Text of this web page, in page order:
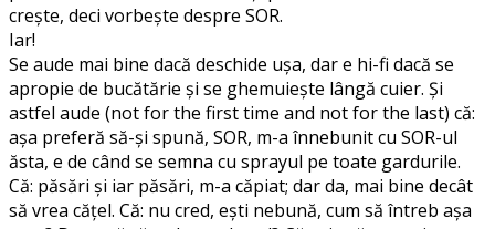
creşte, deci vorbeşte despre SOR.
Iar!
Se aude mai bine dacă deschide uşa, dar e hi-fi dacă se
apropie de bucătărie şi se ghemuieşte lângă cuier. Şi
astfel aude (not for the first time and not for the last) că:
aşa preferă să-şi spună, SOR, m-a înnebunit cu SOR-ul
ăsta, e de când se semna cu sprayul pe toate gardurile.
Că: păsări şi iar păsări, m-a căpiat; dar da, mai bine decât
să vrea căţel. Că: nu cred, eşti nebună, cum să întreb aşa